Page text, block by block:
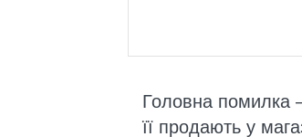
Головна помилка
її продають у